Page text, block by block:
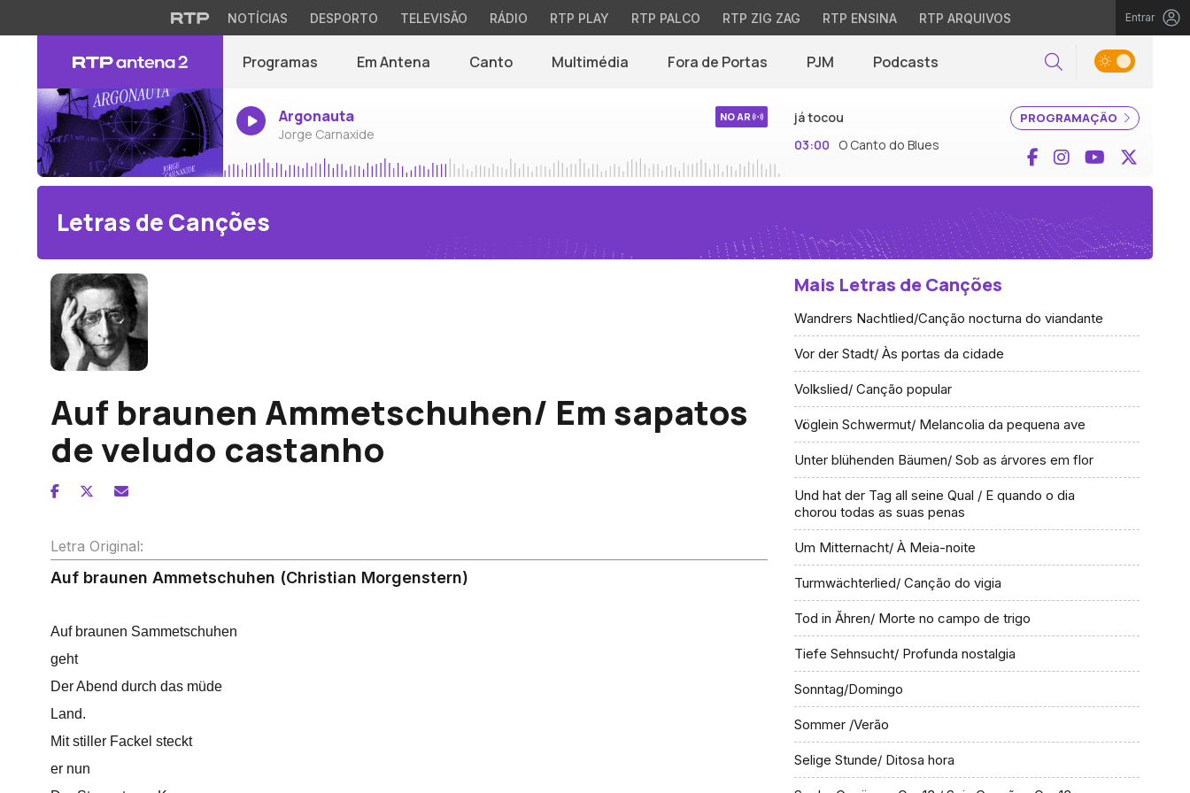
NOTÍCIAS DESPORTO TELEVISÃO RÁDIO RTP PLAY RTP PALCO RTP ZIG ZAG RTP ENSINA RTP ARQUIVOS Entrar
Programas Em Antena Canto Multimédia Fora de Portas PJM Podcasts Pesquisar
Argonauta
Jorge Carnaxide
NO AR PROGRAMAÇÃO
já tocou
03:00
O Canto do Blues Facebook
InstagramYouTube
Letras de Canções
Auf braunen Ammetschuhen/ Em sapatos
de veludo castanho
Letra Original:
Auf braunen Ammetschuhen (Christian Morgenstern)
Auf braunen Sammetschuhen
geht
Der Abend durch das müde
Land.
Mit stiller Fackel steckt
er nun
Mais Letras de Canções
Wandrers Nachtlied/Canção nocturna do viandante
Vor der Stadt/ Às portas da cidade
Volkslied/ Canção popular
Vöglein Schwermut/ Melancolia da pequena ave
Unter blühenden Bäumen/ Sob as árvores em flor
Und hat der Tag all seine Qual / E quando o dia
chorou todas as suas penas
Um Mitternacht/ À Meia-noite
Turmwächterlied/ Canção do vigia
Tod in Ăhren/ Morte no campo de trigo
Tiefe Sehnsucht/ Profunda nostalgia
Sonntag/Domingo
Sommer /Verão
Selige Stunde/ Ditosa hora